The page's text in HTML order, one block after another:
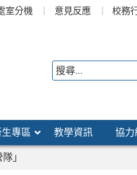
室分機 意見反應 校務
專區 教學資訊 協力
」